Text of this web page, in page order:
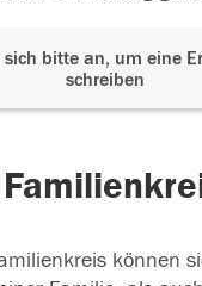
sich bitte an, um eine
schreiben
können